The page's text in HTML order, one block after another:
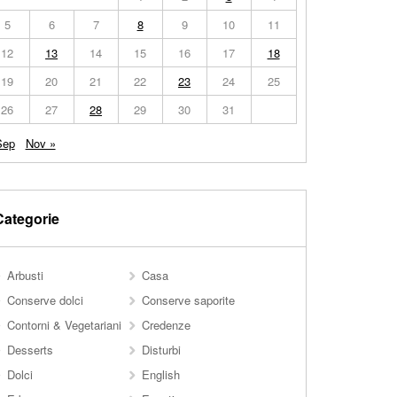
5
6 7 8 9 10
11
12
13 14 15 16 17
18
19
20 21 22 23 24
25
26
27 28 29 30
31
Nov »
Arbusti
Casa
Conserve dolci
Conserve saporite
Contorni & Vegetariani
Credenze
Desserts
Disturbi
Dolci
English